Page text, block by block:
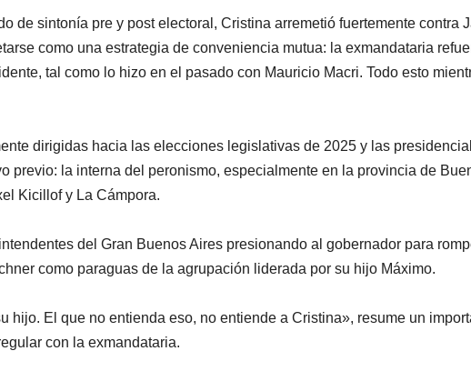
de sintonía pre y post electoral, Cristina arremetió fuertemente contra
como una estrategia de conveniencia mutua: la exmandataria
tal como lo hizo en el pasado con Mauricio Macri. Todo esto
dirigidas hacia las elecciones legislativas de 2025 y las
previo: la interna del peronismo, especialmente en la provincia de
Kicillof y La Cámpora.
del Gran Buenos Aires presionando al gobernador para
como paraguas de la agrupación liderada por su hijo Máximo.
hijo. El que no entienda eso, no entiende a Cristina», resume un
con la exmandataria.